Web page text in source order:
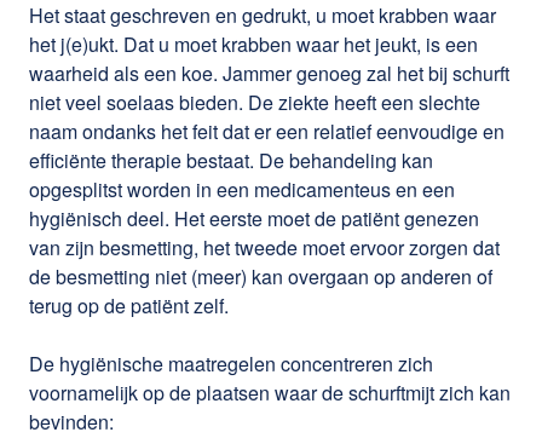
Het staat geschreven en gedrukt, u moet krabben waar
het j(e)ukt. Dat u moet krabben waar het jeukt, is een
waarheid als een koe. Jammer genoeg zal het bij schurft
niet veel soelaas bieden. De ziekte heeft een slechte
naam ondanks het feit dat er een relatief eenvoudige en
efficiënte therapie bestaat. De behandeling kan
opgesplitst worden in een medicamenteus en een
hygiënisch deel. Het eerste moet de patiënt genezen
van zijn besmetting, het tweede moet ervoor zorgen dat
de besmetting niet (meer) kan overgaan op anderen of
terug op de patiënt zelf.
De hygiënische maatregelen concentreren zich
voornamelijk op de plaatsen waar de schurftmijt zich kan
bevinden: